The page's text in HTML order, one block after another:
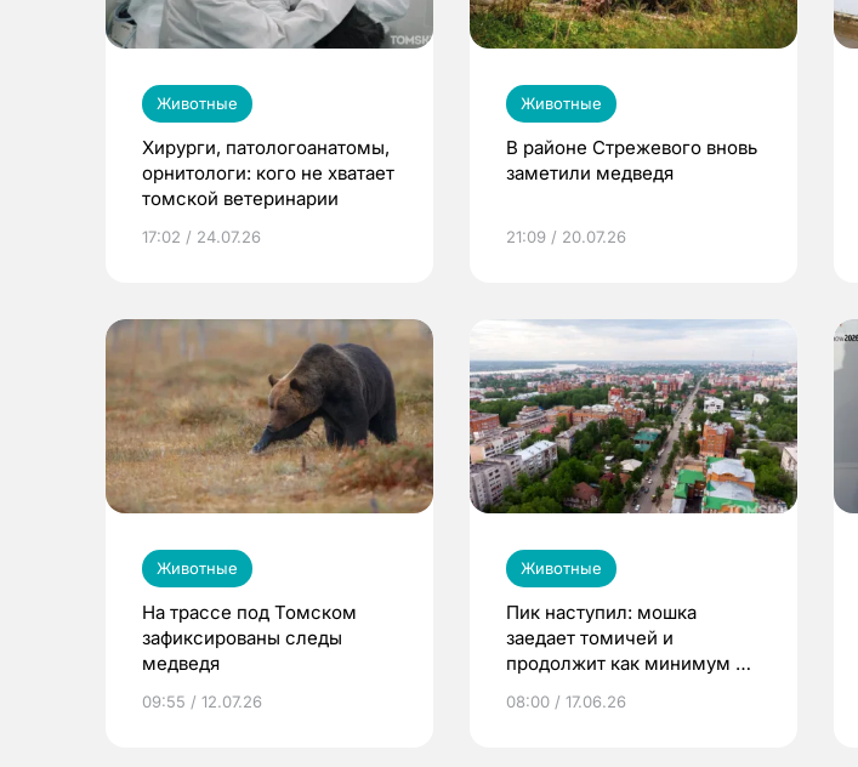
Животные
Хирурги, патологоанатомы,
орнитологи: кого не хватает
томской ветеринарии
17:02 / 24.07.26
Животные
В районе Стрежевого вновь
заметили медведя
21:09 / 20.07.26
Животные
На трассе под Томском
зафиксированы следы
медведя
09:55 / 12.07.26
Животные
Пик наступил: мошка
заедает томичей и
продолжит как минимум до
08:00 / 17.06.26